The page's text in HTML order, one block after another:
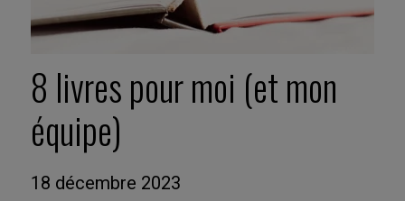
8 livres pour moi (et mon
équipe)
18 décembre 2023